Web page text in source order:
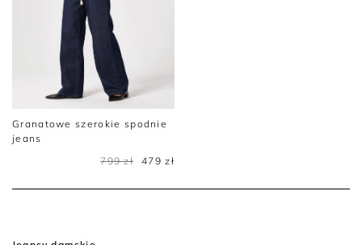
Granatowe szerokie spodnie
jeans
799 zł
479 zł